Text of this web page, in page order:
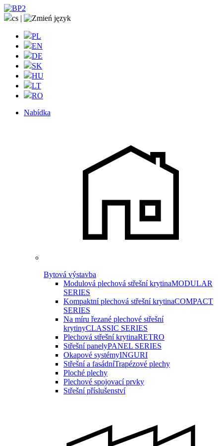
cs |
PL
EN
DE
SK
HU
LT
RO
Nabídka
Bytová výstavba
Modulová plechová střešní krytinaMODULAR
SERIES
Kompaktní plechová střešní krytinaCOMPACT
SERIES
Na míru řezané plechové střešní
krytinyCLASSIC SERIES
Plechová střešní krytinaRETRO
Střešní panelyPANEL SERIES
Okapové systémyINGURI
Střešní a fasádníTrapézové plechy
Ploché plechy
Plechové spojovací prvky
Střešní příslušenství